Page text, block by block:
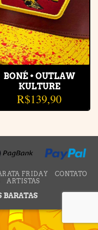
BONÉ • OUTLAW
KULTURE
R$139,90
FRIDAY
CONTATO
ARTISTAS
BARATAS